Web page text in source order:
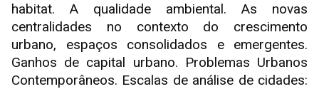
habitat. A qualidade ambiental. As novas
centralidades no contexto do crescimento
urbano, espaços consolidados e emergentes.
Ganhos de capital urbano. Problemas Urbanos
Contemporâneos. Escalas de análise de cidades: